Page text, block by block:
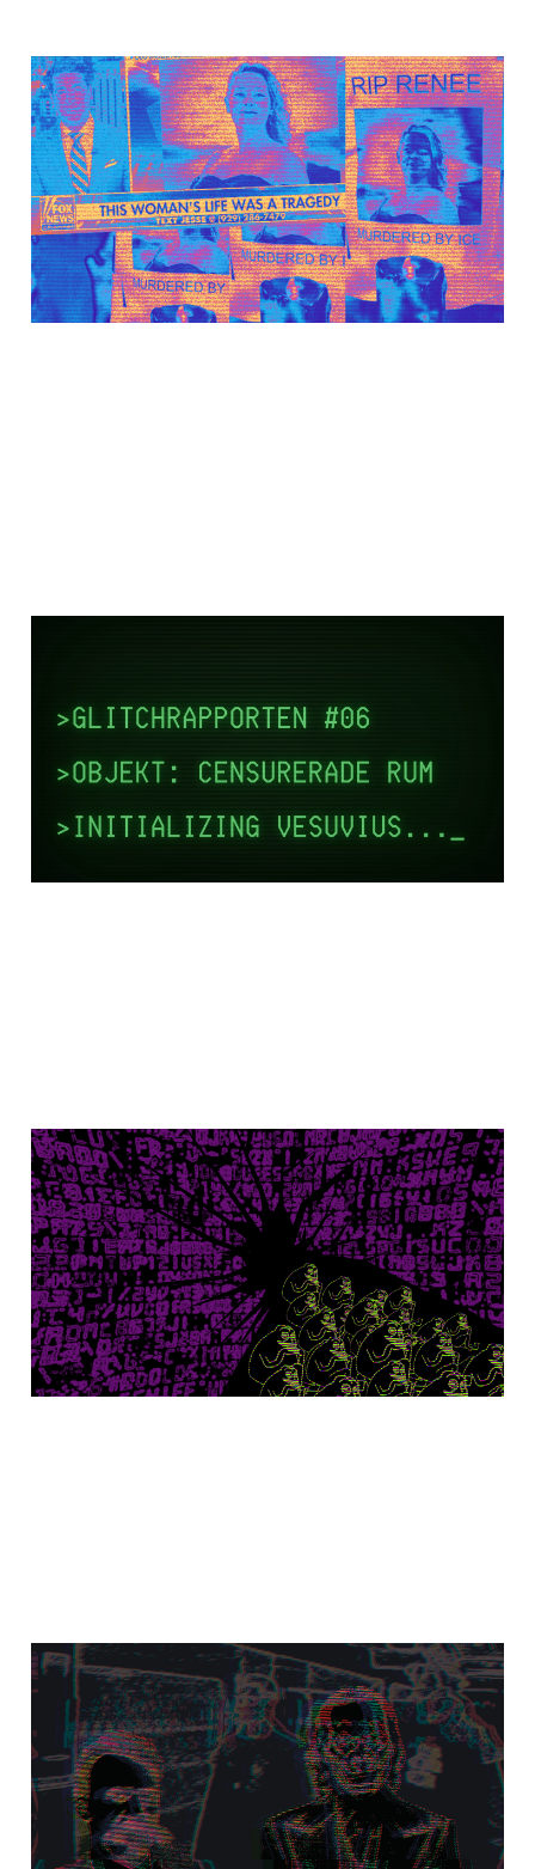
Rädslans
infrastruktur: En
analys av mordet på
Renée Good
10 jan 20266 min read
och hemliga rum
23 nov 20258 min read Paid
Ett rollspel vid
världens ände:
Monstermaskinen
05 okt 20257 min read
Ett rollspel vid
världens ände:
Nihilism och
misantropi
25 sep 20259 min read